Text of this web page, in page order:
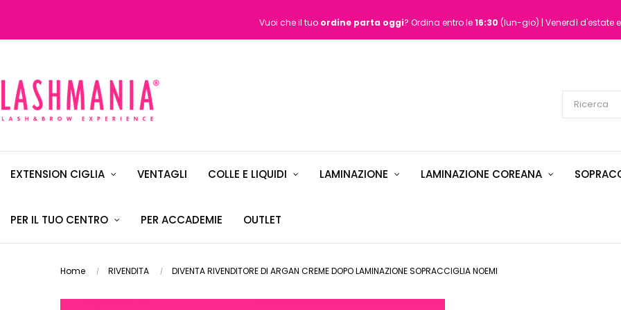
Vuoi che il tuo ordine parta oggi? Ordina entro le16:30 (lun-gio) | Venerdì d'estate
EXTENSION CIGLIA VENTAGLI COLLE E LIQUIDI LAMINAZIONE LAMINAZIONE COREANA
PER IL TUO CENTRO PER ACCADEMIE OUTLET
Home RIVENDITA DIVENTA RIVENDITORE DI ARGAN CREME DOPO LAMINAZIONE SOPRACCIGLIA NOEMI